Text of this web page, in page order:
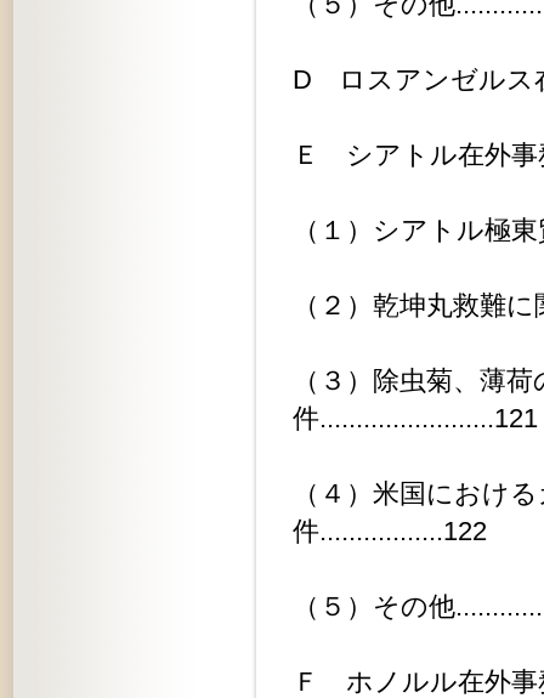
D ロスアンゼルス
Ｅ シアトル在外事
（１）シアトル極
（２）乾坤丸救難
（３）除虫菊、薄
件........................121
（４）米国におけ
件.................122
（５）その他
Ｆ ホノルル在外事